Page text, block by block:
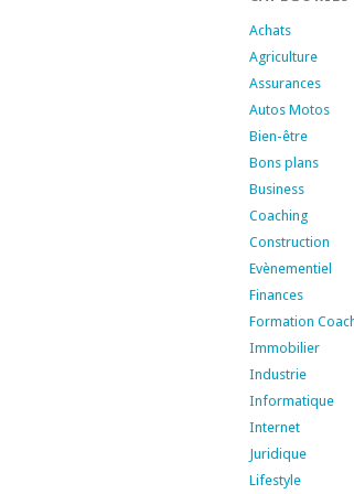
Achats
Agriculture
Assurances
Autos Motos
Bien-être
Bons plans
Business
Coaching
Construction
Evènementiel
Finances
Formation
Immobilier
Industrie
Informatique
Internet
Juridique
Lifestyle